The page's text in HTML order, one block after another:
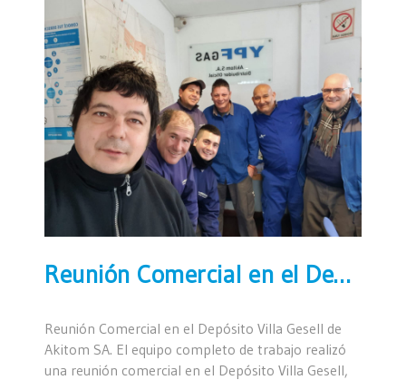
Reunión Comercial en el Depósito Villa Gesell de Akitom SA
Reunión Comercial en el Depósito Villa Gesell de
Akitom SA. El equipo completo de trabajo realizó
una reunión comercial en el Depósito Villa Gesell,